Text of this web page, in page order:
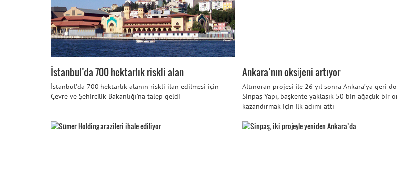
İstanbul’da 700 hektarlık riskli alan
İstanbul’da 700 hektarlık alanın riskli ilan edilmesi için
Çevre ve Şehircilik Bakanlığı’na talep geldi
Ankara’nın oksijeni artıyor
Altınoran projesi ile 26 yıl sonra Ankara’ya geri
Sinpaş Yapı, başkente yaklaşık 50 bin ağaçlık bir
kazandırmak için ilk adımı attı